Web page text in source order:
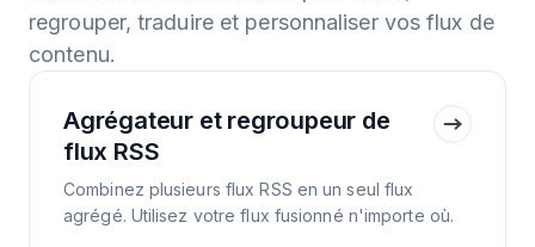
regrouper, traduire et personnaliser vos flux de
contenu.
Agrégateur et regroupeur de
flux RSS
Combinez plusieurs flux RSS en un seul flux
agrégé. Utilisez votre flux fusionné n'importe où.